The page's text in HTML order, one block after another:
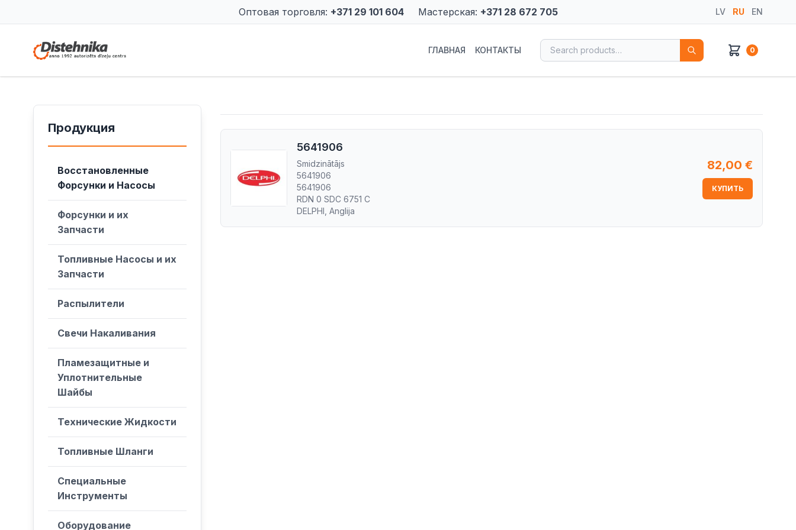
Оптовая торговля: +371 29 101 604 Мастерская: +371 28 672 705 LV RU EN
ГЛАВНАЯ КОНТАКТЫ Search for: 0
Продукция
Восстановленные
Форсунки и Насосы
Форсунки и их
Запчасти
Топливные Насосы и их
Запчасти
Распылители
Свечи Накаливания
Пламезащитные и
Уплотнительные
Шайбы
Технические Жидкости
Топливные Шланги
Специальные
Инструменты
Оборудование
5641906
Smidzinātājs
5641906
5641906
RDN 0 SDC 6751 C
DELPHI, Anglija
82,00 €
КУПИТЬ